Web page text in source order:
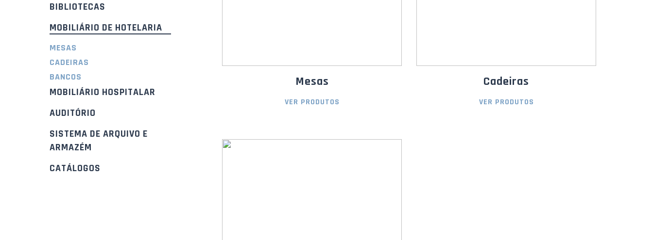
BIBLIOTECAS
MOBILIÁRIO DE HOTELARIA
MESAS
CADEIRAS
BANCOS
MOBILIÁRIO HOSPITALAR
AUDITÓRIO
SISTEMA DE ARQUIVO E
ARMAZÉM
CATÁLOGOS
Mesas
VER PRODUTOS
Cadeiras
VER PRODUTOS